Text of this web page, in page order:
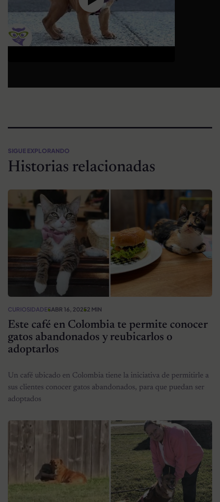
SIGUE EXPLORANDO
Historias relacionadas
CURIOSIDADESABR 16, 20252 MIN
Este café en Colombia te permite conocer
gatos abandonados y reubicarlos o
adoptarlos
Un café ubicado en Colombia tiene la iniciativa de permitirle a
sus clientes conocer gatos abandonados, para que puedan ser
adoptados